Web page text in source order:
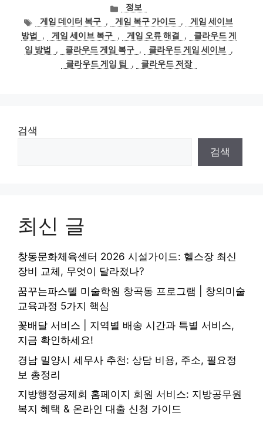
카
테
고
리
정보
태
그
게임 데이터 복구 , 게임 복구 가이드 ,
게임 세이브
방법
, 게임 세이브 복구 , 게임 오류 해결 ,
클라우드 게
임 방법
, 클라우드 게임 복구 , 클라우드 게임 세이브 ,
클라우드 게임 팁
, 클라우드 저장
검색
검색
최신 글
창동문화체육센터 2026 시설가이드: 헬스장 최신
장비 교체, 무엇이 달라졌나?
꿈꾸는파스텔 미술학원 창곡동 프로그램 | 창의미술
교육과정 5가지 핵심
꽃배달 서비스 | 지역별 배송 시간과 특별 서비스,
지금 확인하세요!
경남 밀양시 세무사 추천: 상담 비용, 주소, 필요정
보 총정리
지방행정공제회 홈페이지 회원 서비스: 지방공무원
복지 혜택 & 온라인 대출 신청 가이드